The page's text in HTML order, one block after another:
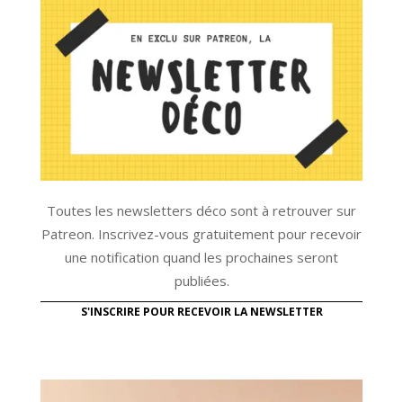
Toutes les newsletters déco sont à retrouver sur
Patreon. Inscrivez-vous gratuitement pour recevoir
une notification quand les prochaines seront
publiées.
S'INSCRIRE POUR RECEVOIR LA NEWSLETTER